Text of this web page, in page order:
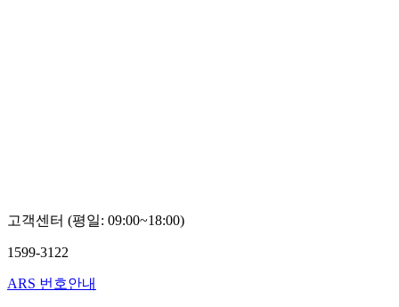
고객센터 (평일: 09:00~18:00)
1599-3122
ARS 번호안내